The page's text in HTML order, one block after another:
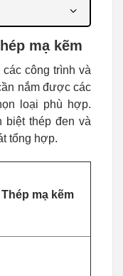
mạ kẽm
công trình và
nắm được các
loại phù hợp.
biệt thép đen và
tổng hợp.
Thép mạ kẽm